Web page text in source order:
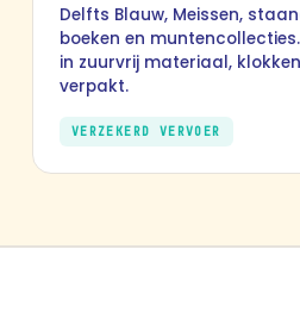
Delfts Blauw, Meissen,
boeken en
in zuurvrij materiaal,
verpakt.
VERZEKERD VERVOER